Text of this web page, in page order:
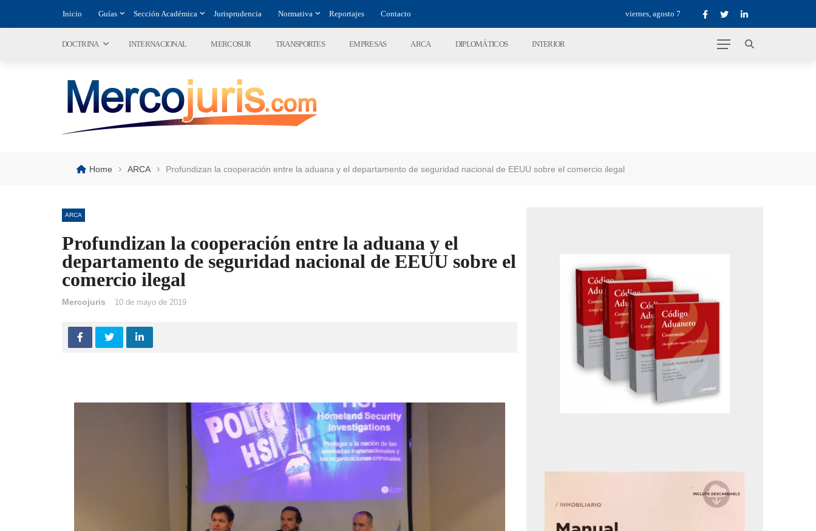
Inicio Guías Sección Académica Jurisprudencia Normativa Reportajes Contacto viernes, agosto 7
DOCTRINA INTERNACIONAL MERCOSUR TRANSPORTES EMPRESAS ARCA DIPLOMÁTICOS INTERIOR
Home › ARCA › Profundizan la cooperación entre la aduana y el departamento de seguridad nacional de EEUU sobre el comercio ilegal
ARCA
Profundizan la cooperación entre la aduana y el
departamento de seguridad nacional de EEUU sobre el
comercio ilegal
Mercojuris 10 de mayo de 2019